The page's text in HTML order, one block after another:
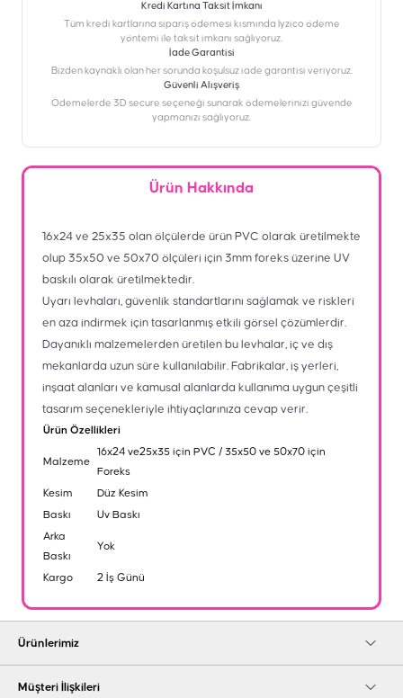
Kredi Kartına Taksit İmkanı
‎Tüm kredi kartlarına sipariş ödemesi kısmında İyzico ödeme
yöntemi ile taksit imkanı sağlıyoruz.
İade Garantisi
Bizden kaynaklı olan her sorunda koşulsuz iade garantisi veriyoruz.
Güvenli Alışveriş
Ödemelerde 3D secure seçeneği sunarak ödemelerinizi güvende
yapmanızı sağlıyoruz.
Ürün Hakkında
16x24 ve 25x35 olan ölçülerde ürün PVC olarak üretilmekte
olup 35x50 ve 50x70 ölçüleri için 3mm foreks üzerine UV
baskılı olarak üretilmektedir.
Uyarı levhaları, güvenlik standartlarını sağlamak ve riskleri
en aza indirmek için tasarlanmış etkili görsel çözümlerdir.
Dayanıklı malzemelerden üretilen bu levhalar, iç ve dış
mekanlarda uzun süre kullanılabilir. Fabrikalar, iş yerleri,
inşaat alanları ve kamusal alanlarda kullanıma uygun çeşitli
tasarım seçenekleriyle ihtiyaçlarınıza cevap verir.
Ürün Özellikleri
Malzeme
16x24 ve25x35 için PVC / 35x50 ve 50x70 için
Foreks
Kesim
Düz Kesim
Baskı
Uv Baskı
Arka
Baskı
Yok
Kargo 2 İş Günü
Ürünlerimiz
Müşteri İlişkileri